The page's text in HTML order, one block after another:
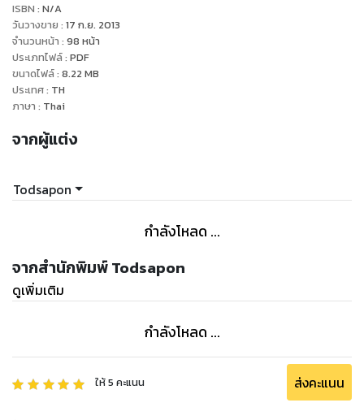
ISBN : N/A
วันวางขาย : 17 ก.ย. 2013
จำนวนหน้า : 98 หน้า
ประเภทไฟล์: PDF
ขนาดไฟล์: 8.22 MB
ประเทศ: TH
ภาษา : Thai
จากผู้แต่ง
Todsapon
กำลังโหลด ...
จากสำนักพิมพ์ Todsapon
ดูเพิ่มเติม
กำลังโหลด ...
ให้5 คะแนน ส่งคะแนน